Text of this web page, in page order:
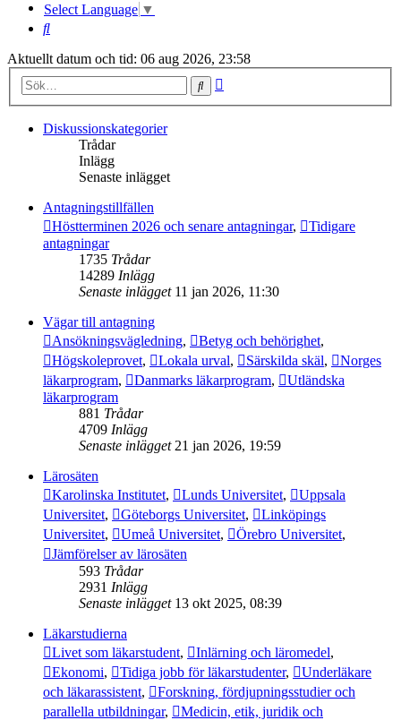
Select Language ▼
Sök
Aktuellt datum och tid: 06 aug 2026, 23:58
Sök
Diskussionskategorier
Trådar
Inlägg
Senaste inlägget
Antagningstillfällen
Höstterminen 2026 och senare antagningar,
Tidigare
antagningar
1735 Trådar
14289 Inlägg
Senaste inlägget 11 jan 2026, 11:30
Vägar till antagning
Ansökningsvägledning, Betyg och behörighet,
Högskoleprovet, Lokala urval, Särskilda skäl,
Norges
läkarprogram, Danmarks läkarprogram,
Utländska
läkarprogram
881 Trådar
4709 Inlägg
Senaste inlägget 21 jan 2026, 19:59
Lärosäten
Karolinska Institutet, Lunds Universitet,
Uppsala
Universitet, Göteborgs Universitet,
Linköpings
Universitet, Umeå Universitet, Örebro Universitet,
Jämförelser av lärosäten
593 Trådar
2931 Inlägg
Senaste inlägget 13 okt 2025, 08:39
Läkarstudierna
Livet som läkarstudent, Inlärning och läromedel,
Ekonomi, Tidiga jobb för läkarstudenter,
Underläkare
och läkarassistent,
Forskning, fördjupningsstudier och
parallella utbildningar,
Medicin, etik, juridik och